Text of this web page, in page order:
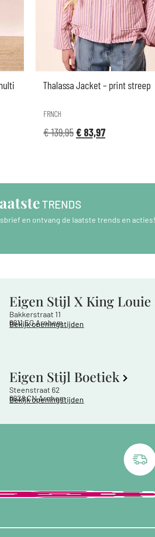
Thalassa Jacket – print streep
FRNCH
€139,95€83,97
TRENDS
en ontvang de laatste trends en acties!
Eigen Stijl X King Louie
Bakkerstraat 11
6811 EG Arnhem
Bekijk openingstijden
Eigen Stijl Boetiek
Steenstraat 62
6828 CN Arnhem
Bekijk openingstijden